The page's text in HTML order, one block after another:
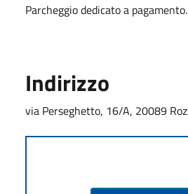
Parcheggio dedicato a pagamento.
Indirizzo
via Perseghetto, 16/A, 20089